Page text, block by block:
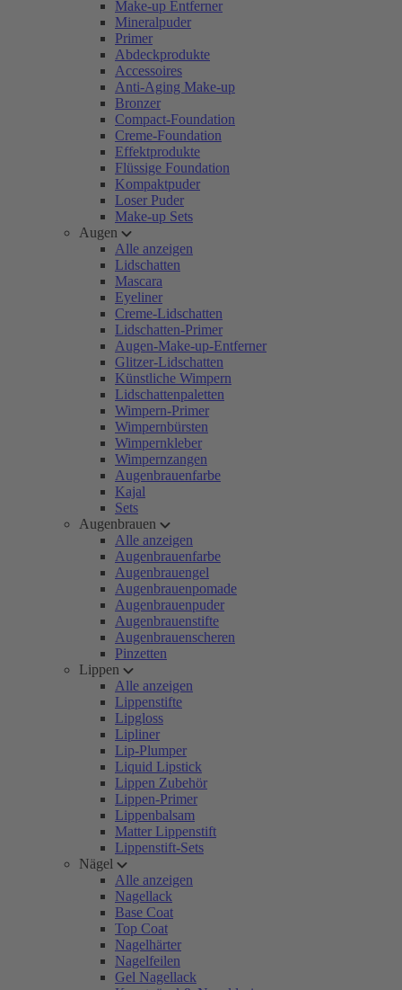
Make-up Entferner
Mineralpuder
Primer
Abdeckprodukte
Accessoires
Anti-Aging Make-up
Bronzer
Compact-Foundation
Creme-Foundation
Effektprodukte
Flüssige Foundation
Kompaktpuder
Loser Puder
Make-up Sets
Augen
Alle anzeigen
Lidschatten
Mascara
Eyeliner
Creme-Lidschatten
Lidschatten-Primer
Augen-Make-up-Entferner
Glitzer-Lidschatten
Künstliche Wimpern
Lidschattenpaletten
Wimpern-Primer
Wimpernbürsten
Wimpernkleber
Wimpernzangen
Augenbrauenfarbe
Kajal
Sets
Augenbrauen
Alle anzeigen
Augenbrauenfarbe
Augenbrauengel
Augenbrauenpomade
Augenbrauenpuder
Augenbrauenstifte
Augenbrauenscheren
Pinzetten
Lippen
Alle anzeigen
Lippenstifte
Lipgloss
Lipliner
Lip-Plumper
Liquid Lipstick
Lippen Zubehör
Lippen-Primer
Lippenbalsam
Matter Lippenstift
Lippenstift-Sets
Nägel
Alle anzeigen
Nagellack
Base Coat
Top Coat
Nagelhärter
Nagelfeilen
Gel Nagellack